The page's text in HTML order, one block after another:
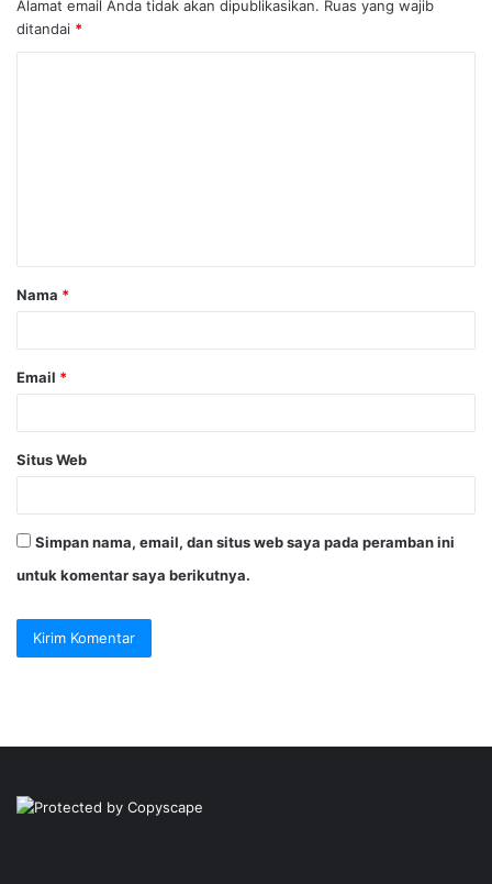
Alamat email Anda tidak akan dipublikasikan. Ruas yang wajib
ditandai *
a
r
Nama *
Email *
Situs Web
Simpan nama, email, dan situs web saya pada peramban ini
untuk komentar saya berikutnya.